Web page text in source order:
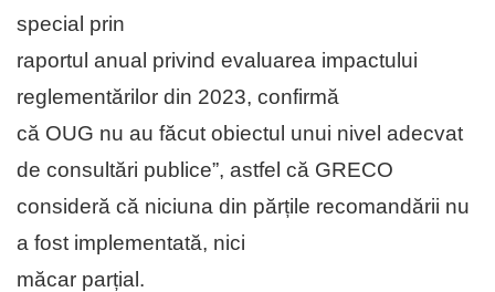
special prin
raportul anual privind evaluarea impactului
reglementărilor din 2023, confirmă
că OUG nu au făcut obiectul unui nivel adecvat
de consultări publice”, astfel că GRECO
consideră că niciuna din părțile recomandării nu
a fost implementată, nici
măcar parțial.